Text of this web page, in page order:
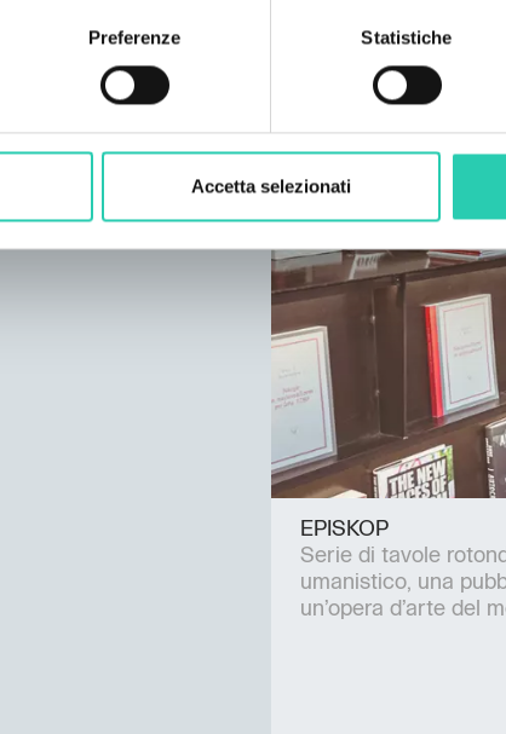
Preferenze Statistiche
Accetta selezionati
EPISKOP
Serie di tavole
umanistico, una
un’opera d’arte del